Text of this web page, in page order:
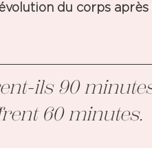
du corps après
ils 90
60 minutes.